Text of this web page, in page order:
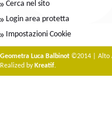
Cerca nel sito
Login area protetta
Impostazioni Cookie
Geometra Luca Balbinot ©2014 | Alto
Realized by Kreatif.